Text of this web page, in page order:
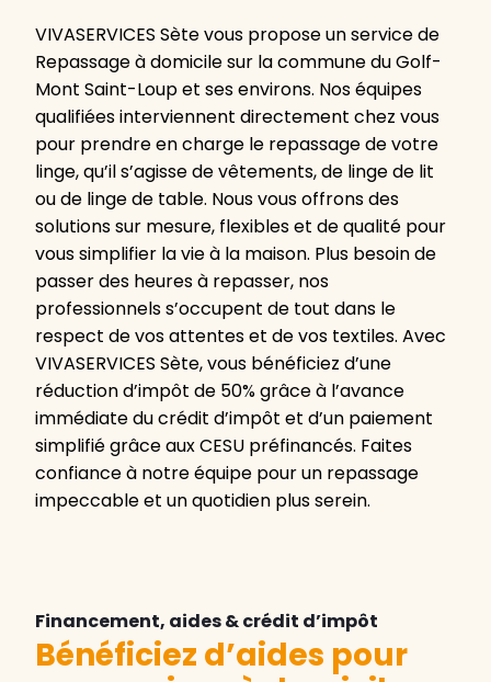
VIVASERVICES Sète vous propose un service de
Repassage à domicile sur la commune du Golf-
Mont Saint-Loup et ses environs. Nos équipes
qualifiées interviennent directement chez vous
pour prendre en charge le repassage de votre
linge, qu’il s’agisse de vêtements, de linge de lit
ou de linge de table. Nous vous offrons des
solutions sur mesure, flexibles et de qualité pour
vous simplifier la vie à la maison. Plus besoin de
passer des heures à repasser, nos
professionnels s’occupent de tout dans le
respect de vos attentes et de vos textiles. Avec
VIVASERVICES Sète, vous bénéficiez d’une
réduction d’impôt de 50% grâce à l’avance
immédiate du crédit d’impôt et d’un paiement
simplifié grâce aux CESU préfinancés. Faites
confiance à notre équipe pour un repassage
impeccable et un quotidien plus serein.
Financement, aides & crédit d’impôt
Bénéficiez d’aides pour